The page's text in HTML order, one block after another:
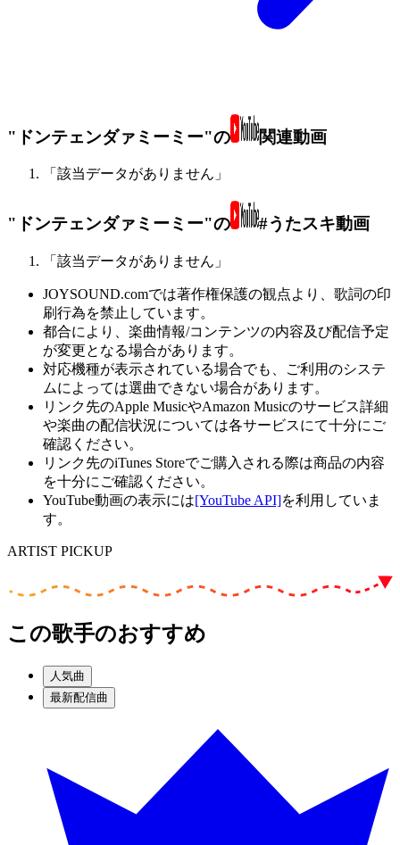
"ドンテェンダァミーミー"の 関連動画
「該当データがありません」
"ドンテェンダァミーミー"の #うたスキ動画
「該当データがありません」
JOYSOUND.comでは著作権保護の観点より、歌詞の印
刷行為を禁止しています。
都合により、楽曲情報/コンテンツの内容及び配信予定
が変更となる場合があります。
対応機種が表示されている場合でも、ご利用のシステ
ムによっては選曲できない場合があります。
リンク先のApple MusicやAmazon Musicのサービス詳細
や楽曲の配信状況については各サービスにて十分にご
確認ください。
リンク先のiTunes Storeでご購入される際は商品の内容
を十分にご確認ください。
YouTube動画の表示には[YouTube API]を利用していま
す。
ARTIST PICKUP
この歌手のおすすめ
人気曲
最新配信曲